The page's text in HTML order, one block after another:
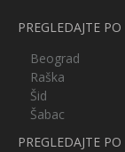
PREGLEDAJTE
Beograd
Raška
Šid
Šabac
PREGLEDAJTE